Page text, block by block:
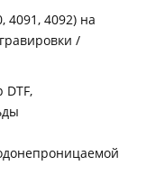
4091, 4092) на
/